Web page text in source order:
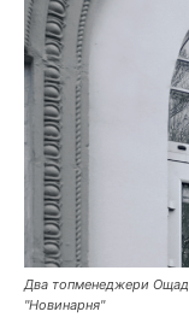
Робота і
Курс
Два топменеджери
"Новинарня"